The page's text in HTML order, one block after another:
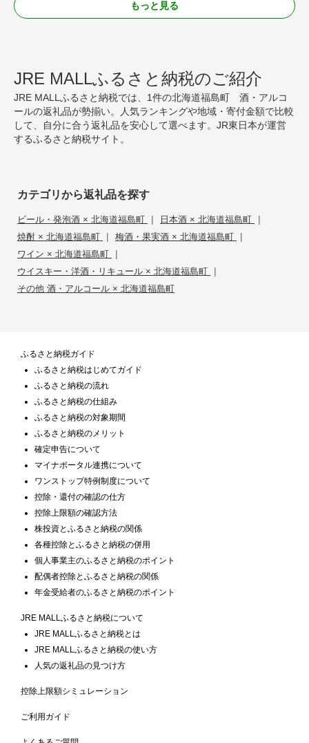
もっと見る
JRE MALLふるさと納税のご紹介
JRE MALLふるさと納税では、1件の北海道福島町 酒・アルコ
ールの返礼品が勢揃い。人気ランキングや地域・寄付金額で比較
して、自分に合う返礼品を安心して選べます。JR東日本が運営
するふるさと納税サイト。
カテゴリから返礼品を探す
ビール・発泡酒 × 北海道福島町 | 日本酒 × 北海道福島町 |
焼酎 × 北海道福島町 | 梅酒・果実酒 × 北海道福島町 |
ワイン × 北海道福島町 |
ウイスキー・洋酒・リキュール × 北海道福島町 |
その他 酒・アルコール × 北海道福島町
ふるさと納税ガイド
ふるさと納税はじめてガイド
ふるさと納税の流れ
ふるさと納税の仕組み
ふるさと納税の対象期間
ふるさと納税のメリット
確定申告について
マイナポータル連携について
ワンストップ特例制度について
控除・還付の確認の仕方
控除上限額の確認方法
株投資とふるさと納税の関係
各種控除とふるさと納税の併用
個人事業主のふるさと納税のポイント
配偶者控除とふるさと納税の関係
年金受給者のふるさと納税のポイント
JRE MALLふるさと納税について
JRE MALLふるさと納税とは
JRE MALLふるさと納税の使い方
人気の返礼品の見つけ方
控除上限額シミュレーション
ご利用ガイド